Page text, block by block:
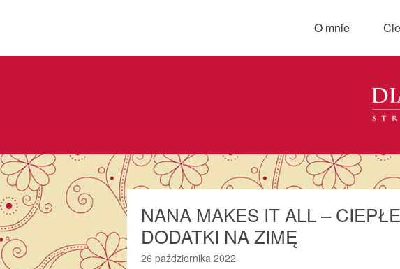
O mnie
NANA MAKES IT ALL –
DODATKI NA ZIMĘ
26 października 2022